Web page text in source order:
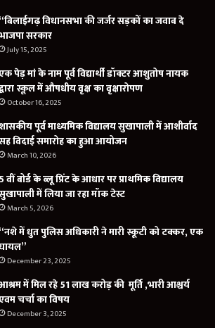
“बिलाईगढ़ विधानसभा की जर्जर सड़कों का जवाब दे
सरकार
July 15, 2025
पेड़ मां के नाम पूर्व विद्यार्थी डॉक्टर आशुतोष नायक
स्कूल में औषधीय वृक्ष का वृक्षारोपण
October 16, 2025
पूर्व माध्यमिक विद्यालय सुखापाली में आशीर्वाद
विदाई समारोह का हुआ आयोजन
March 10, 2026
5 वीं बोर्ड के ब्लू प्रिंट के आधार पर प्राथमिक विद्यालय
में लिया जा रहा मॉक टेस्ट
March 5, 2026
“नशे में धुत पुलिस अधिकारी ने मारी स्कूटी को टक्कर, एक
December 23, 2025
में मिल रहे 51 लाख करोड़ की मूर्ति ,भारी आश्चर्य
चर्चा का विषय
December 3, 2025